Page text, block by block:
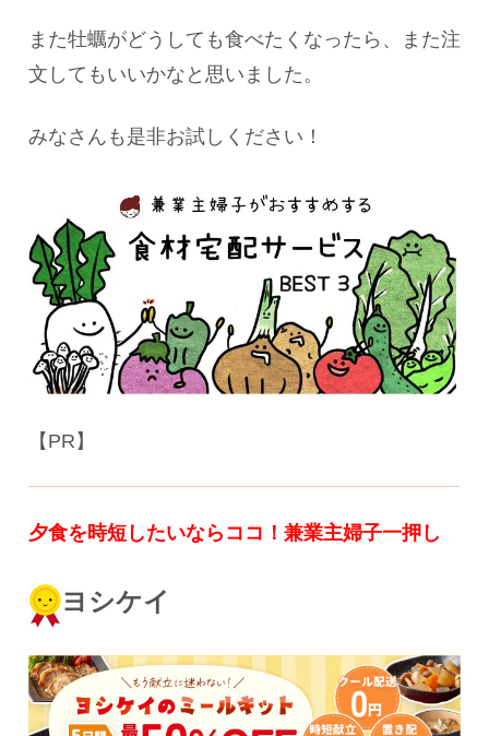
また牡蠣がどうしても食べたくなったら、また注
文してもいいかなと思いました。
みなさんも是非お試しください！
【PR】
夕食を時短したいならココ！ 兼業主婦子一押し
ヨシケイ